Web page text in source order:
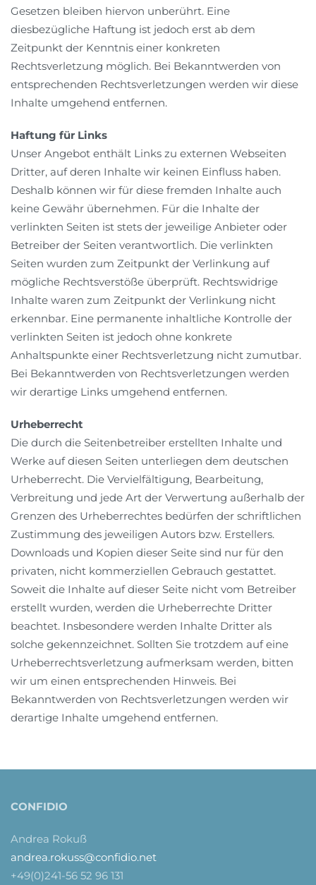
Gesetzen bleiben hiervon unberührt. Eine
diesbezügliche Haftung ist jedoch erst ab dem
Zeitpunkt der Kenntnis einer konkreten
Rechtsverletzung möglich. Bei Bekanntwerden von
entsprechenden Rechtsverletzungen werden wir diese
Inhalte umgehend entfernen.
Haftung für Links
Unser Angebot enthält Links zu externen Webseiten
Dritter, auf deren Inhalte wir keinen Einfluss haben.
Deshalb können wir für diese fremden Inhalte auch
keine Gewähr übernehmen. Für die Inhalte der
verlinkten Seiten ist stets der jeweilige Anbieter oder
Betreiber der Seiten verantwortlich. Die verlinkten
Seiten wurden zum Zeitpunkt der Verlinkung auf
mögliche Rechtsverstöße überprüft. Rechtswidrige
Inhalte waren zum Zeitpunkt der Verlinkung nicht
erkennbar. Eine permanente inhaltliche Kontrolle der
verlinkten Seiten ist jedoch ohne konkrete
Anhaltspunkte einer Rechtsverletzung nicht zumutbar.
Bei Bekanntwerden von Rechtsverletzungen werden
wir derartige Links umgehend entfernen.
Urheberrecht
Die durch die Seitenbetreiber erstellten Inhalte und
Werke auf diesen Seiten unterliegen dem deutschen
Urheberrecht. Die Vervielfältigung, Bearbeitung,
Verbreitung und jede Art der Verwertung außerhalb der
Grenzen des Urheberrechtes bedürfen der schriftlichen
Zustimmung des jeweiligen Autors bzw. Erstellers.
Downloads und Kopien dieser Seite sind nur für den
privaten, nicht kommerziellen Gebrauch gestattet.
Soweit die Inhalte auf dieser Seite nicht vom Betreiber
erstellt wurden, werden die Urheberrechte Dritter
beachtet. Insbesondere werden Inhalte Dritter als
solche gekennzeichnet. Sollten Sie trotzdem auf eine
Urheberrechtsverletzung aufmerksam werden, bitten
wir um einen entsprechenden Hinweis. Bei
Bekanntwerden von Rechtsverletzungen werden wir
derartige Inhalte umgehend entfernen.
CONFIDIO
Andrea Rokuß
andrea.rokuss@confidio.net
+49(0)241-56 52 96 131